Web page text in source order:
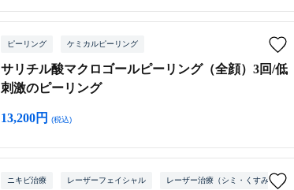
ピーリング ケミカルピーリング
サリチル酸マクロゴールピーリング（全顔）3回/低
刺激のピーリング
13,200円 (税込)
ニキビ治療 レーザーフェイシャル レーザー治療（シミ・くすみ）